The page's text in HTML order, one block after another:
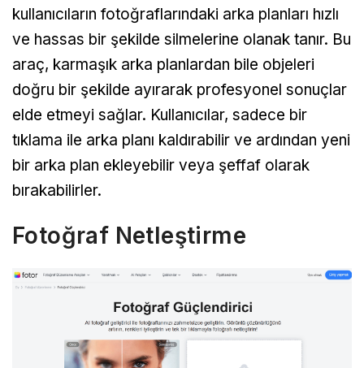
kullanıcıların fotoğraflarındaki arka planları hızlı
ve hassas bir şekilde silmelerine olanak tanır. Bu
araç, karmaşık arka planlardan bile objeleri
doğru bir şekilde ayırarak profesyonel sonuçlar
elde etmeyi sağlar. Kullanıcılar, sadece bir
tıklama ile arka planı kaldırabilir ve ardından yeni
bir arka plan ekleyebilir veya şeffaf olarak
bırakabilirler.
Fotoğraf Netleştirme